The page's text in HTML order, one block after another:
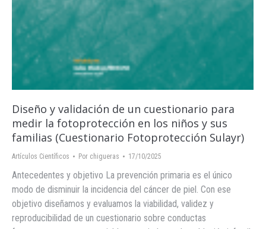
Diseño y validación de un cuestionario para
medir la fotoprotección en los niños y sus
familias (Cuestionario Fotoprotección Sulayr)
Artículos Científicos Por chigueras 17/10/2025
Antecedentes y objetivo La prevención primaria es el único
modo de disminuir la incidencia del cáncer de piel. Con ese
objetivo diseñamos y evaluamos la viabilidad, validez y
reproducibilidad de un cuestionario sobre conductas